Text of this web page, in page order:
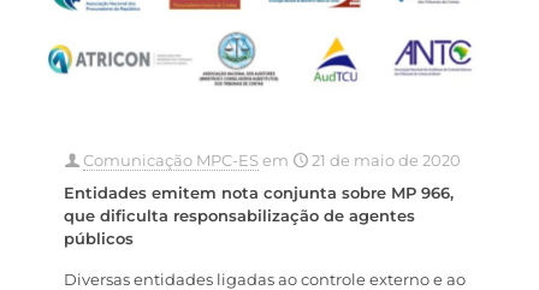
Comunicação MPC-ESem
21 de maio de 2020
Entidades emitem nota conjunta sobre MP 966,
que dificulta responsabilização de agentes
públicos
Diversas entidades ligadas ao controle externo e ao